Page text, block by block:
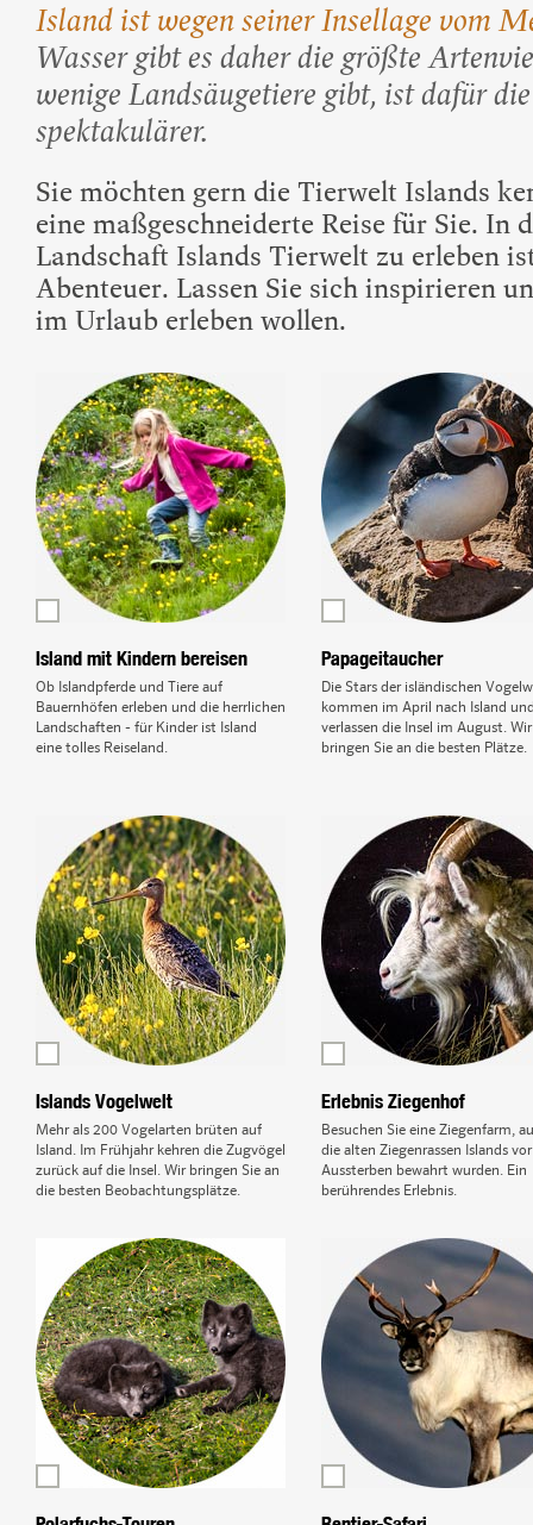
Camping auf Island
Island Urlaub
Island ist wegen seiner Insellage vom
Wasser gibt es daher die größte
wenige Landsäugetiere gibt, ist dafür
spektakulärer.
Sie möchten gern die Tierwelt Islands
eine maßgeschneiderte Reise für Sie. In
Landschaft Islands Tierwelt zu erleben
Abenteuer. Lassen Sie sich inspirieren
im Urlaub erleben wollen.
Island mit Kindern bereisen
Ob Islandpferde und Tiere auf
Bauernhöfen erleben und die herrlichen
Landschaften - für Kinder ist Island
eine tolles Reiseland.
Papageitaucher
Die Stars der isländischen
kommen im April nach Island
verlassen die Insel im August. Wir
bringen Sie an die besten Plätze.
Islands Vogelwelt
Mehr als 200 Vogelarten brüten auf
Island. Im Frühjahr kehren die Zugvögel
zurück auf die Insel. Wir bringen Sie an
die besten Beobachtungsplätze.
Erlebnis Ziegenhof
Besuchen Sie eine Ziegenfarm,
die alten Ziegenrassen Islands
Aussterben bewahrt wurden. Ein
berührendes Erlebnis.